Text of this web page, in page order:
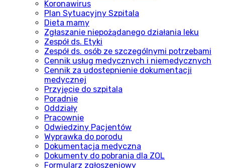
Koronawirus
Plan Sytuacyjny Szpitala
Dieta mamy
Zgłaszanie niepożądanego działania leku
Zespół ds. Etyki
Zespół ds. osób ze szczególnymi potrzebami
Cennik usług medycznych i niemedycznych
Cennik za udostepnienie dokumentacji
medycznej
Przyjęcie do szpitala
Poradnie
Oddziały
Pracownie
Odwiedziny Pacjentów
Wyprawka do porodu
Dokumentacja medyczna
Dokumenty do pobrania dla ZOL
Formularz zgłoszeniowy